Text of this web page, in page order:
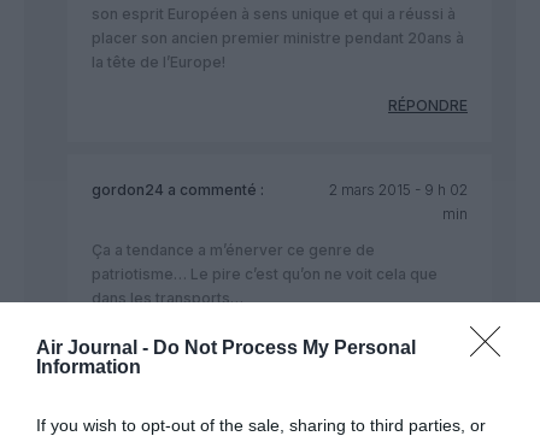
Air Journal - Do Not Process My Personal
Information
If you wish to opt-out of the sale, sharing to third parties, or
son esprit Européen à sens unique et qui a réussi à
placer son ancien premier ministre pendant 20ans à
la tête de l’Europe!
RÉPONDRE
gordon24 a commenté :
2 mars 2015 - 9 h 02
min
Ça a tendance a m’énerver ce genre de
patriotisme… Le pire c’est qu’on ne voit cela que
dans les transports…
Pourquoi une compagnie aérienne devrait acheter
un produit selon le lieu ou il est produit plutôt que le
Si on vous ecoutait (et surtout si on ecoutait les